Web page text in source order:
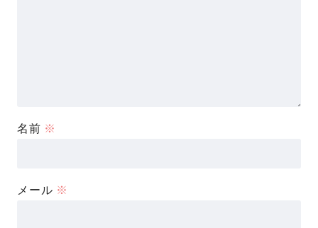
名前 ※
メール ※